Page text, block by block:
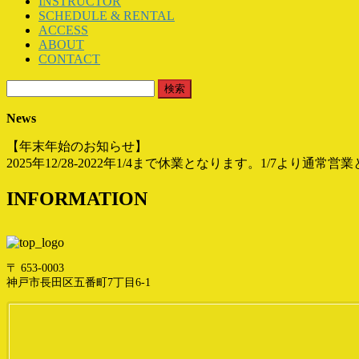
SCHEDULE & RENTAL
ACCESS
ABOUT
CONTACT
News
【年末年始のお知らせ】
2025年12/28-2022年1/4まで休業となります。1/7より通常営
INFORMATION
〒 653-0003
神戸市長田区五番町7丁目6-1